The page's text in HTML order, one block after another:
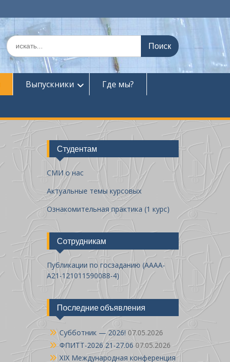
П
о
и
с
п
Выпускники
Где мы?
Студентам
СМИ о нас
Актуальные темы курсовых
Ознакомительная практика (1 курс)
Сотрудникам
Публикации по госзаданию (AAAA-
A21-121011590088-4)
Последние объявления
Cубботник — 2026! 07.05.2026
ФПИТТ-2026 21-27.06 07.05.2026
XIX Международная конференция